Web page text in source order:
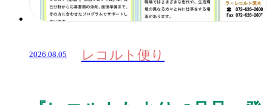
2026.08.05 レコルト便り